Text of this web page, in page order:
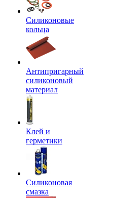
Силиконовые
кольца
Антипригарный
силиконовый
материал
Клей и
герметики
Силиконовая
смазка